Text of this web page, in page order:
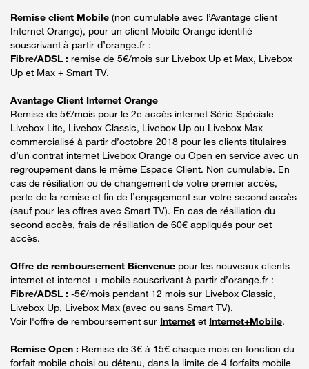
Remise client Mobile (non cumulable avec l’Avantage client
Internet Orange), pour un client Mobile Orange identifié
souscrivant à partir d’orange.fr :
Fibre/ADSL : remise de 5€/mois sur Livebox Up et Max, Livebox
Up et Max + Smart TV.
Avantage Client Internet Orange
Remise de 5€/mois pour le 2e accès internet Série Spéciale
Livebox Lite, Livebox Classic, Livebox Up ou Livebox Max
commercialisé à partir d’octobre 2018 pour les clients titulaires
d’un contrat internet Livebox Orange ou Open en service avec un
regroupement dans le même Espace Client. Non cumulable. En
cas de résiliation ou de changement de votre premier accès,
perte de la remise et fin de l’engagement sur votre second accès
(sauf pour les offres avec Smart TV). En cas de résiliation du
second accès, frais de résiliation de 60€ appliqués pour cet
accès.
Offre de remboursement Bienvenue pour les nouveaux clients
internet et internet + mobile souscrivant à partir d’orange.fr :
Fibre/ADSL : -5€/mois pendant 12 mois sur Livebox Classic,
Livebox Up, Livebox Max (avec ou sans Smart TV).
Voir l'offre de remboursement sur Internet et Internet+Mobile.
Remise Open : Remise de 3€ à 15€ chaque mois en fonction du
forfait mobile choisi ou détenu, dans la limite de 4 forfaits mobile